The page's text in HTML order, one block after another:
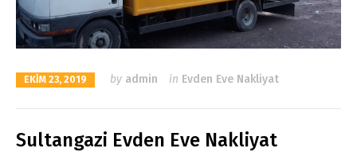
EKIM 23, 2019 by admin in Evden Eve Nakliyat
Sultangazi Evden Eve Nakliyat